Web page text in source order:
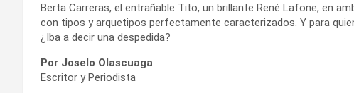
Berta Carreras, el entrañable Tito, un brillante René Lafone, en
con tipos y arquetipos perfectamente caracterizados. Y para
¿Iba a decir una despedida?
Por Joselo Olascuaga
Escritor y Periodista